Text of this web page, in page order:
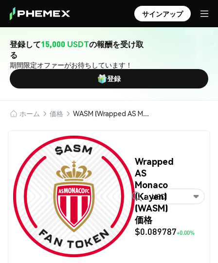
サインアップ
登録して15,000 USDTの報酬を受け取
る
期間限定オファーがお待ちしています！
登録
ホーム 価格 WASM (Wrapped AS Monaco (Kayen))
Wrapped
AS
Monaco
(Kayen)
(WASM)
価格
$0.089787+0.00%
USD